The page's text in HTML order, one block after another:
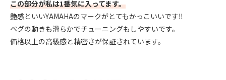
この部分が私は1番気に入ってます。
艶感といいYAMAHAのマークがとてもかっこいいです‼︎
ペグの動きも滑らかでチューニングもしやすいです。
価格以上の高級感と精密さが保証されています。